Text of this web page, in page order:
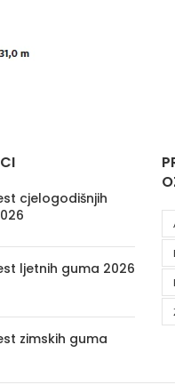
cjelogodišnjih
ljetnih guma 2026
zimskih guma